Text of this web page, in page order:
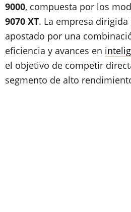
9000, compuesta por los
9070 XT. La empresa dirigida
apostado por una
eficiencia y avances en
el objetivo de competir
segmento de alto